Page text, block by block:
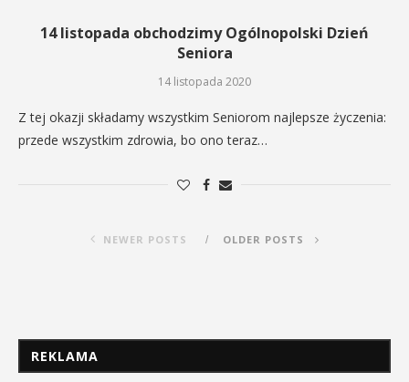
14 listopada obchodzimy Ogólnopolski Dzień
Seniora
14 listopada 2020
Z tej okazji składamy wszystkim Seniorom najlepsze życzenia:
przede wszystkim zdrowia, bo ono teraz…
NEWER POSTS OLDER POSTS
REKLAMA